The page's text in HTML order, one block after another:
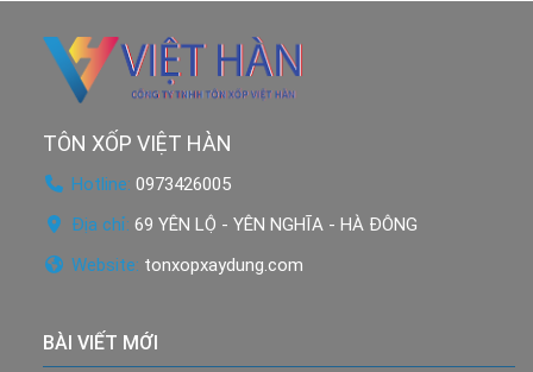
TÔN XỐP VIỆT HÀN
Hotline: 0973426005
Địa chỉ: 69 YÊN LỘ - YÊN NGHĨA - HÀ ĐÔNG
Website: tonxopxaydung.com
BÀI VIẾT MỚI